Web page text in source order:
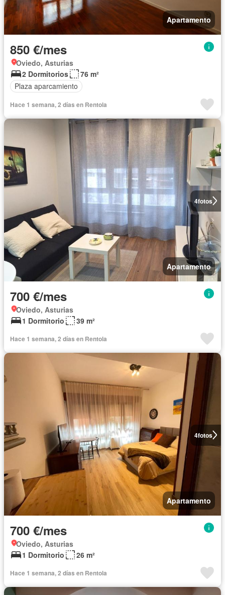
Apartamento
850 €/mes
Oviedo, Asturias
2 Dormitorios
76 m²
Plaza aparcamiento
Hace 1 semana, 2 días en Rentola
4fotos
Apartamento
700 €/mes
Oviedo, Asturias
1 Dormitorio
39 m²
Hace 1 semana, 2 días en Rentola
4fotos
Apartamento
700 €/mes
Oviedo, Asturias
1 Dormitorio
26 m²
Hace 1 semana, 2 días en Rentola